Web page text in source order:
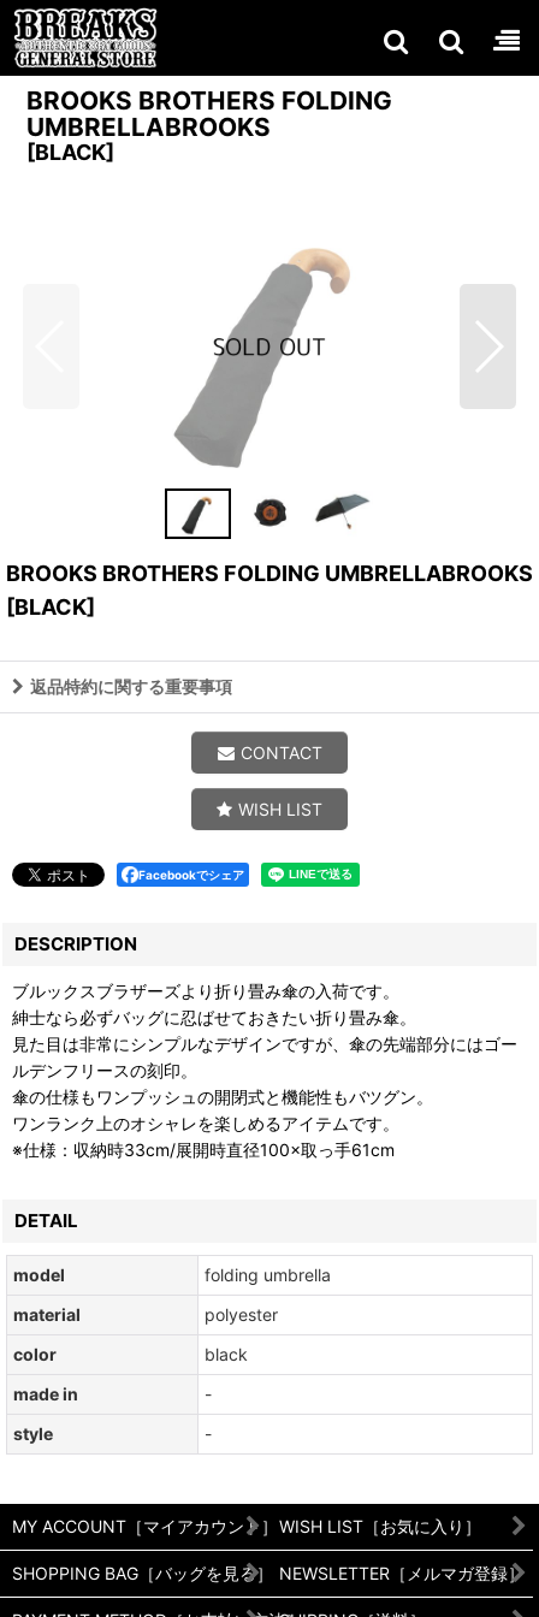
BROOKS BROTHERS FOLDING
UMBRELLABROOKS
[BLACK]
BROOKS BROTHERS FOLDING UMBRELLABROOKS
[BLACK]
返品特約に関する重要事項
CONTACT
WISH LIST
Facebookでシェア
DESCRIPTION
ブルックスブラザーズより折り畳み傘の入荷です。
紳士なら必ずバッグに忍ばせておきたい折り畳み傘。
見た目は非常にシンプルなデザインですが、傘の先端部分にはゴー
ルデンフリースの刻印。
傘の仕様もワンプッシュの開閉式と機能性もバツグン。
ワンランク上のオシャレを楽しめるアイテムです。
※仕様：収納時33cm/展開時直径100×取っ手61cm
DETAIL
model
folding umbrella
material
polyester
color
black
made in
-
style
-
MY ACCOUNT［マイアカウント］ WISH LIST［お気に入り］
SHOPPING BAG［バッグを見る］ NEWSLETTER［メルマガ登録］